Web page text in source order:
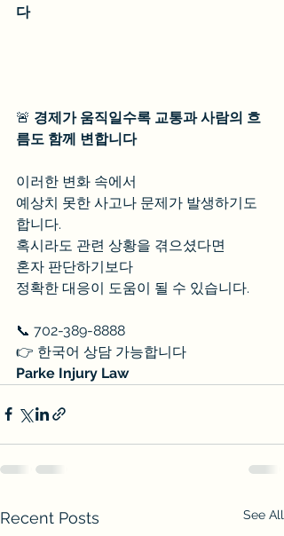
다
🚨 경제가 움직일수록 교통과 사람의 흐
름도 함께 변합니다
이러한 변화 속에서
예상치 못한 사고나 문제가 발생하기도
합니다.
혹시라도 관련 상황을 겪으셨다면
혼자 판단하기보다
정확한 대응이 도움이 될 수 있습니다.
📞 702-389-8888
👉 한국어 상담 가능합니다
Parke Injury Law
Recent Posts See All